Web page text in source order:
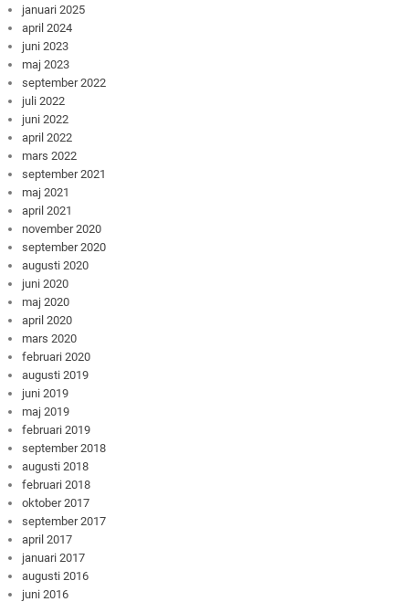
januari 2025
april 2024
juni 2023
maj 2023
september 2022
juli 2022
juni 2022
april 2022
mars 2022
september 2021
maj 2021
april 2021
november 2020
september 2020
augusti 2020
juni 2020
maj 2020
april 2020
mars 2020
februari 2020
augusti 2019
juni 2019
maj 2019
februari 2019
september 2018
augusti 2018
februari 2018
oktober 2017
september 2017
april 2017
januari 2017
augusti 2016
juni 2016